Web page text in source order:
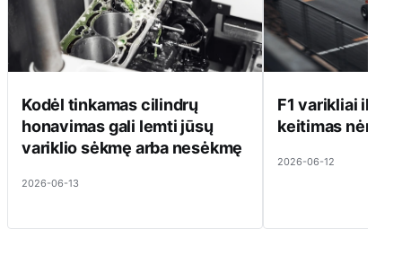
Kodėl tinkamas cilindrų
honavimas gali lemti jūsų
variklio sėkmę arba nesėkmę
2026-06-13
F1 varikliai ilgai
keitimas nėra
2026-06-12